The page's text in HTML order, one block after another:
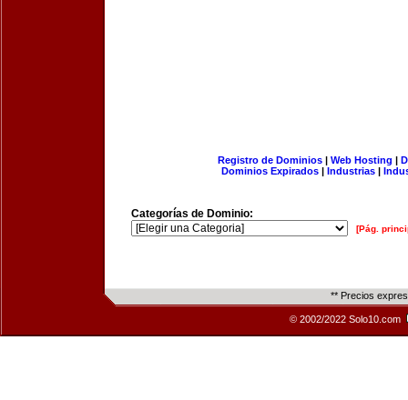
Registro de Dominios| Web Hosting |
Dominios Expirados | Industrias |
Categorías de Dominio:
[Pág.
** Precios
© 2002/2022 Solo10.com